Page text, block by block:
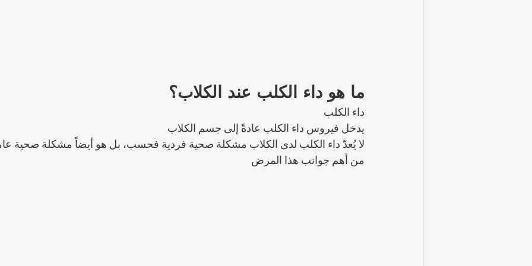
ما هو داء الكلب عند الكلاب؟
داء الكلب
يدخل فيروس داء الكلب عادةً إلى جسم الكلاب
لا يُعدّ داء الكلب لدى الكلاب مشكلة صحية فردية فحسب، بل هو أيضاً مشكلة صحية
من أهم جوانب هذا المرض